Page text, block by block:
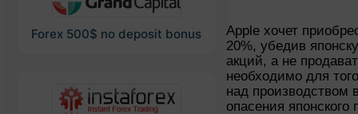
Forex 500$ no deposit bonus
Apple хочет
20%, убедив
акций, а не
необходимо для
над
опасения японского